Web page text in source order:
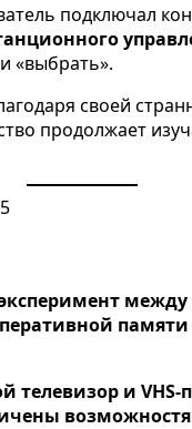
подключал
«выбрать».
своей
продолжает
памяти
телевизор и VHS-